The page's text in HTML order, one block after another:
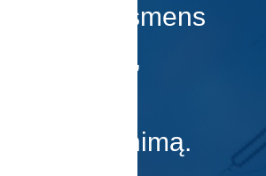
Asmens
vertinimą.